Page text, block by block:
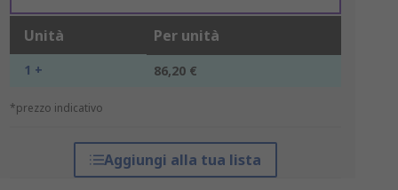
Unità Per unità
1 + 86,20 €
*prezzo indicativo
Aggiungi alla tua lista